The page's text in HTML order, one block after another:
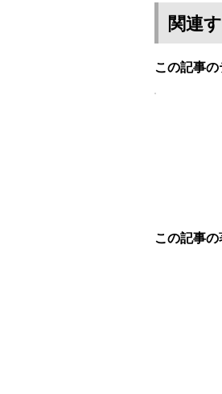
関連
この記事
この記事の